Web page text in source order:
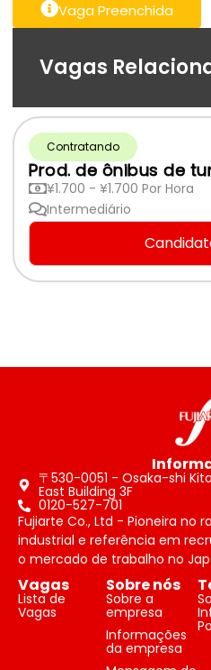
Vaga Preenchida
Vagas
Contratando
Prod. de ônibus de
¥1.700 - ¥1.700 Por Hora
Intermediário
〒530-0051 - Osaka-shi
East Building 3F
0120-527-701
Fujiarte Co., Ltd - Pioneira no
industrial e referência em
o mercado de trabalho no
Vagas
Lista de
Vagas
Sobre nós
Sobre a
empresa
Informações
da empresa